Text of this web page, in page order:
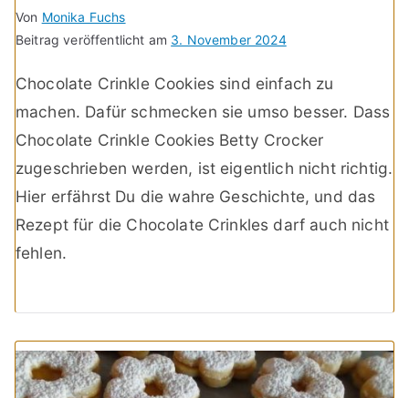
Von Monika Fuchs
Beitrag veröffentlicht am 3. November 2024
Chocolate Crinkle Cookies sind einfach zu
machen. Dafür schmecken sie umso besser. Dass
Chocolate Crinkle Cookies Betty Crocker
zugeschrieben werden, ist eigentlich nicht richtig.
Hier erfährst Du die wahre Geschichte, und das
Rezept für die Chocolate Crinkles darf auch nicht
fehlen.